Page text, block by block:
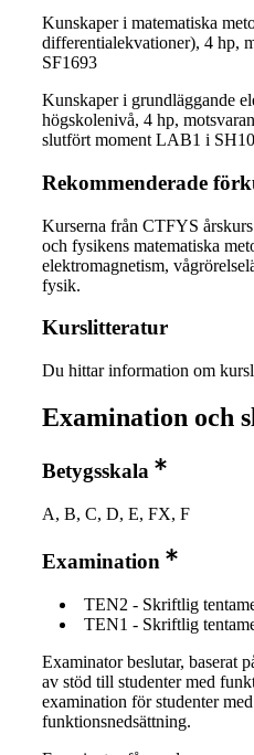
Kunskaper i matematiska
differentialekvationer), 4 hp,
SF1693
Kunskaper i grundläggande
högskolenivå, 4 hp,
slutfört moment LAB1 i
Rekommenderade
Kurserna från CTFYS
och fysikens matematiska
elektromagnetism,
fysik.
Kurslitteratur
Du hittar information om
Examination och
Betygsskala
A, B, C, D, E, FX, F
Examination
TEN2 - Skriftlig
TEN1 - Skriftlig
Examinator beslutar, baserat
av stöd till studenter med
examination för studenter
funktionsnedsättning.